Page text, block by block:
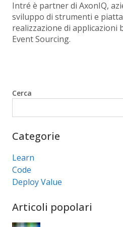
Intré è partner di AxonIQ,
sviluppo di strumenti e
realizzazione di applicazioni
Event Sourcing.
Cerca
Categorie
Learn
Code
Deploy Value
Articoli popolari